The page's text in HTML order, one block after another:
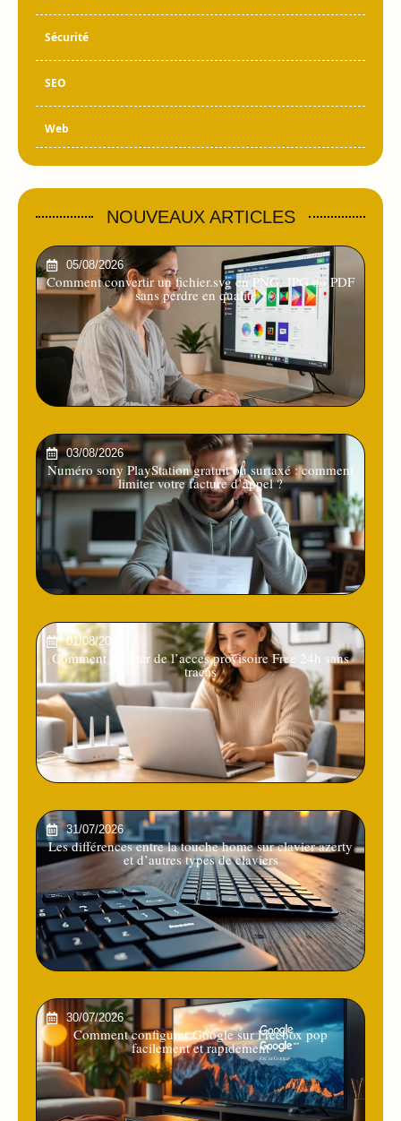
Sécurité
SEO
Web
NOUVEAUX ARTICLES
05/08/2026
Comment convertir un fichier.svg en PNG, JPG ou PDF
sans perdre en qualité ?
03/08/2026
Numéro sony PlayStation gratuit ou surtaxé : comment
limiter votre facture d’appel ?
01/08/2026
Comment profiter de l’acces provisoire Free 24h sans
tracas
31/07/2026
Les différences entre la touche home sur clavier azerty
et d’autres types de claviers
30/07/2026
Comment configurer Google sur Freebox pop
facilement et rapidement